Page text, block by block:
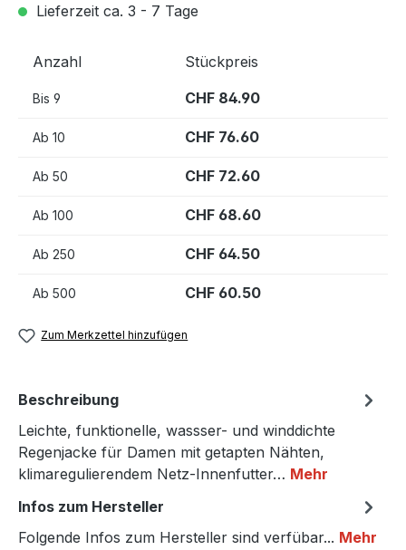
Lieferzeit ca. 3 - 7 Tage
Anzahl Stückpreis
Bis 9 CHF 84.90
Ab 10 CHF 76.60
Ab 50 CHF 72.60
Ab 100 CHF 68.60
Ab 250 CHF 64.50
Ab 500 CHF 60.50
Zum Merkzettel hinzufügen
Beschreibung
Leichte, funktionelle, wassser- und winddichte
Regenjacke für Damen mit getapten Nähten,
klimaregulierendem Netz-Innenfutter… Mehr
Infos zum Hersteller
Folgende Infos zum Hersteller sind verfübar... Mehr